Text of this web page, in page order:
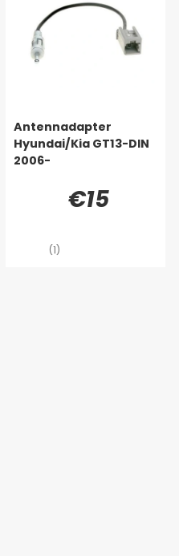
Antennadapter
Hyundai/Kia GT13-DIN
2006-
€15
(1)